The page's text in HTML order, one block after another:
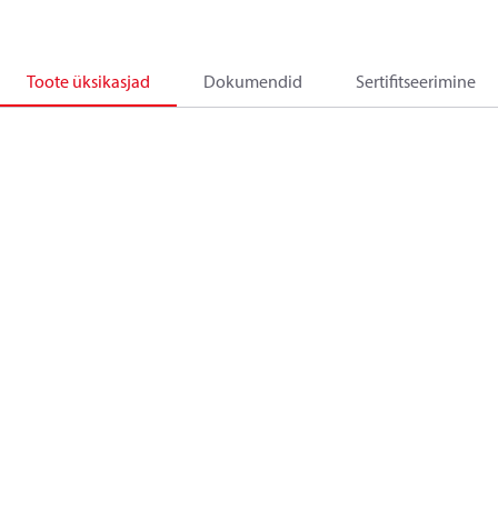
Toote üksikasjad Dokumendid Sertifitseerimine